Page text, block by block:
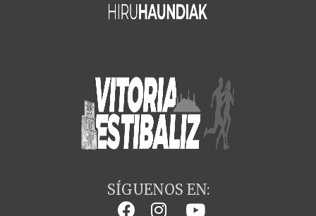
SÍGUENOS EN: